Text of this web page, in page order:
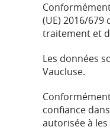
(UE) 2016/
traitement et
Les données
Vaucluse.
confiance
autorisée à